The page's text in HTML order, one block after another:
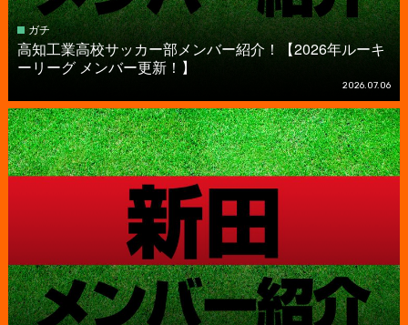
ガチ
高知工業高校サッカー部メンバー紹介！【2026年ルーキ
ーリーグ メンバー更新！】
2026.07.06